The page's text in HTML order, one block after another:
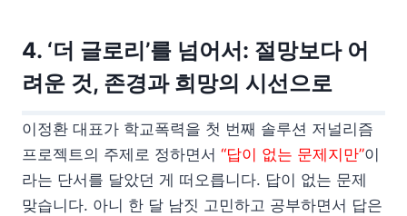
4. ‘더 글로리’를 넘어서: 절망보다 어
려운 것, 존경과 희망의 시선으로
이정환 대표가 학교폭력을 첫 번째 솔루션 저널리즘
프로젝트의 주제로 정하면서 “답이 없는 문제지만”이
라는 단서를 달았던 게 떠오릅니다. 답이 없는 문제
맞습니다. 아니 한 달 남짓 고민하고 공부하면서 답은